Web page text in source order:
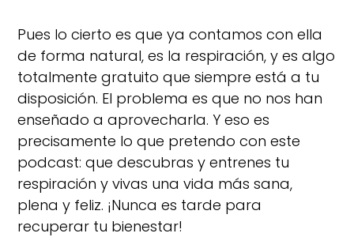
Pues lo cierto es que ya contamos con ella
de forma natural, es la respiración, y es algo
totalmente gratuito que siempre está a tu
disposición. El problema es que no nos han
enseñado a aprovecharla. Y eso es
precisamente lo que pretendo con este
podcast: que descubras y entrenes tu
respiración y vivas una vida más sana,
plena y feliz. ¡Nunca es tarde para
recuperar tu bienestar!